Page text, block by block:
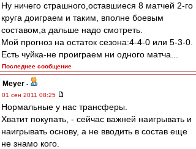
Ну ничего страшного,оставшиеся 8 матчей 2-го
круга доиграем и таким, вполне боевым
составом,а дальше надо смотреть.
Мой прогноз на остаток сезона:4-4-0 или 5-3-0.
Есть чуйка-не проиграем ни одного матча...
Последнее сообщение
Meyer -
01 сен 2011 08:25
Нормальные у нас трансферы.
Хватит покупать, - сейчас важней наигрывать и
наигрывать основу, а не вводить в состав еще
не знамо кого.